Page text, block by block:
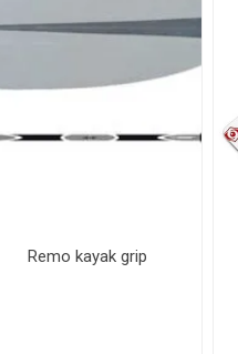
Remo kayak grip